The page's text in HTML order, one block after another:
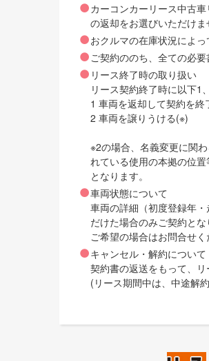
カーコンカーリース中古
の返却をお選びいただけま
おクルマの在庫状況によ
ご契約ののち、全ての必
リース終了時の取り扱い
リース契約終了時に以下1
1 車両を返却して契約を終
2 車両を譲りうける(※)
※2の場合、名義変更に関
れている使用の本拠の位
となります。
車両状態について
車両の詳細（初度登録年
だけた場合のみご契約と
ご希望の場合はお問合せく
キャンセル・解約について
契約書の返送をもって、
(リース期間中は、中途解